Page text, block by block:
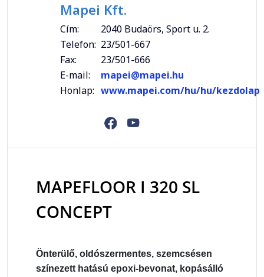
Mapei Kft.
Cím:
2040 Budaörs, Sport u. 2.
Telefon: 23/501-667
Fax:
23/501-666
E-mail:
mapei@mapei.hu
Honlap: www.mapei.com/hu/hu/kezdolap
MAPEFLOOR I 320 SL
CONCEPT
Önterülő, oldószermentes, szemcsésen
színezett hatású epoxi-bevonat, kopásálló